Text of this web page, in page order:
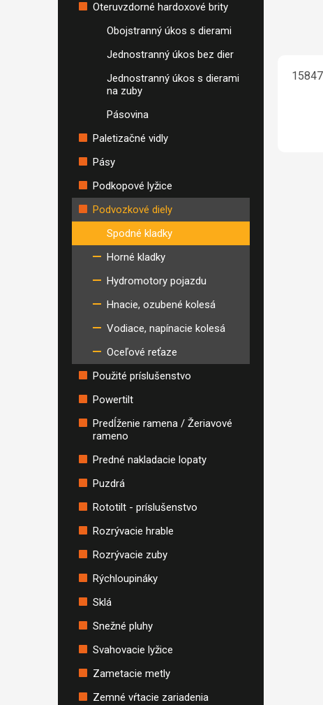
Oteruvzdorné hardoxové brity
Obojstranný úkos s dierami
Jednostranný úkos bez dier
Jednostranný úkos s dierami
na zuby
Pásovina
Paletizačné vidly
Pásy
Podkopové lyžice
Podvozkové diely
Spodné kladky
Horné kladky
Hydromotory pojazdu
Hnacie, ozubené kolesá
Vodiace, napínacie kolesá
Oceľové reťaze
Použité príslušenstvo
Powertilt
Predĺženie ramena / Žeriavové
rameno
Predné nakladacie lopaty
Puzdrá
Rototilt - príslušenstvo
Rozrývacie hrable
Rozrývacie zuby
Rýchloupináky
Sklá
Snežné pluhy
Svahovacie lyžice
Zametacie metly
Zemné vŕtacie zariadenia